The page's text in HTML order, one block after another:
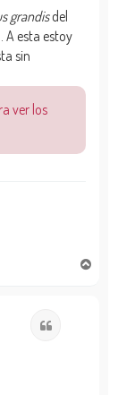
grandisdel
A esta estoy
sin
ver los